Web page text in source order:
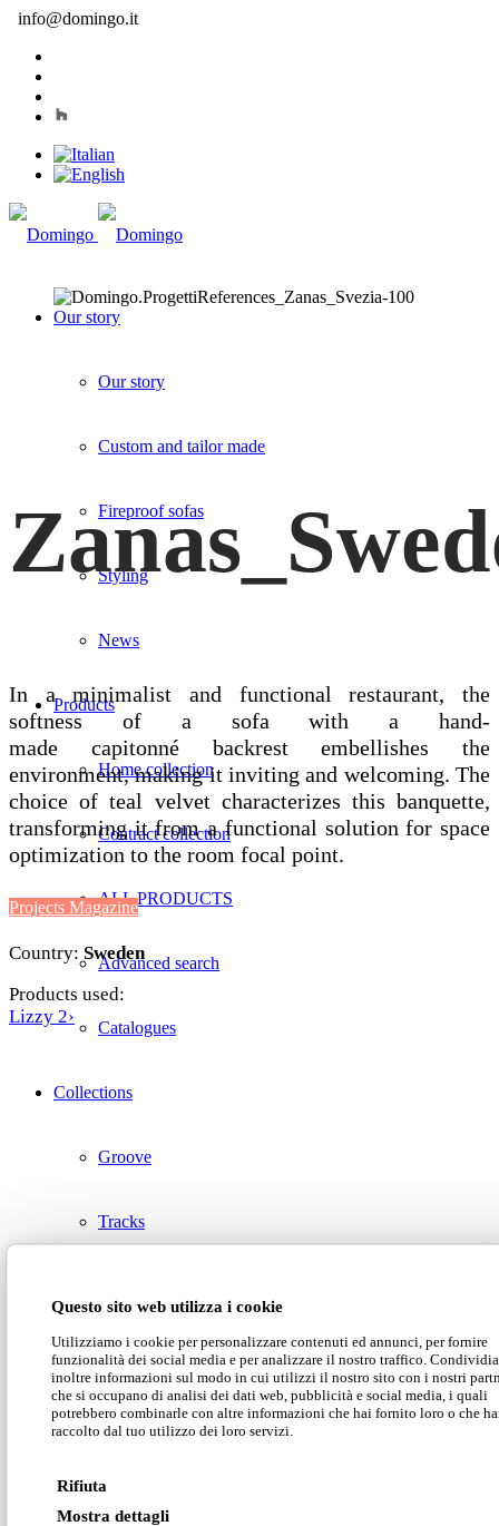
Questo sito web utilizza i cookie
Utilizziamo i cookie per personalizzare contenuti ed annunci, per fornire
funzionalità dei social media e per analizzare il nostro traffico.
inoltre informazioni sul modo in cui utilizzi il nostro sito con i nostri
che si occupano di analisi dei dati web, pubblicità e social media, i quali
potrebbero combinarle con altre informazioni che hai fornito loro o che
raccolto dal tuo utilizzo dei loro servizi.
Rifiuta
Mostra dettagli
info@domingo.it
Our story
Our story
Custom and tailor made
Fireproof sofas
Styling
News
Products
Home collection
Contract collection
ALL PRODUCTS
Advanced search
Catalogues
Collections
Groove
Tracks
Sweet dreams
Classic
Lab2
In a minimalist and functional restaurant, the
softness of a sofa with a hand-
made capitonné backrest embellishes the
environment, making it inviting and welcoming. The
choice of teal velvet characterizes this banquette,
transforming it from a functional solution for space
optimization to the room focal point.
Projects Magazine
Country: Sweden
Products used:
Lizzy 2›
Neko Mosa_Sweden